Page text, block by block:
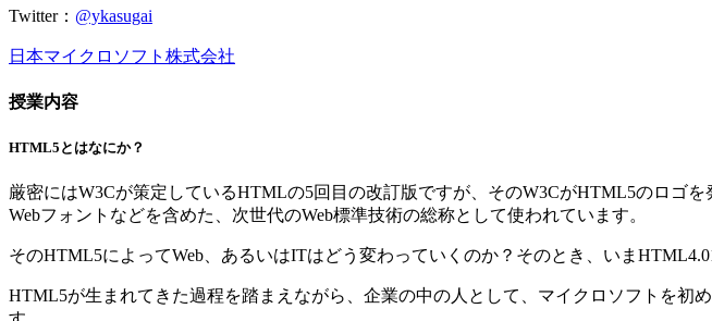
Twitter： @ykasugai
日本マイクロソフト株式会社
授業内容
HTML5とはなにか？
厳密にはW3Cが策定しているHTMLの5回目の改訂版ですが、そのW3CがHTML5のロゴ
Webフォントなどを含めた、次世代のWeb標準技術の総称として使われています。
そのHTML5によってWeb、あるいはITはどう変わっていくのか？そのとき、いま
HTML5が生まれてきた過程を踏まえながら、企業の中の人として、マイクロソフトを初